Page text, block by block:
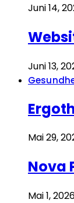
Juni 14,
Juni 13,
Mai 29,
Nova
Mai 1,